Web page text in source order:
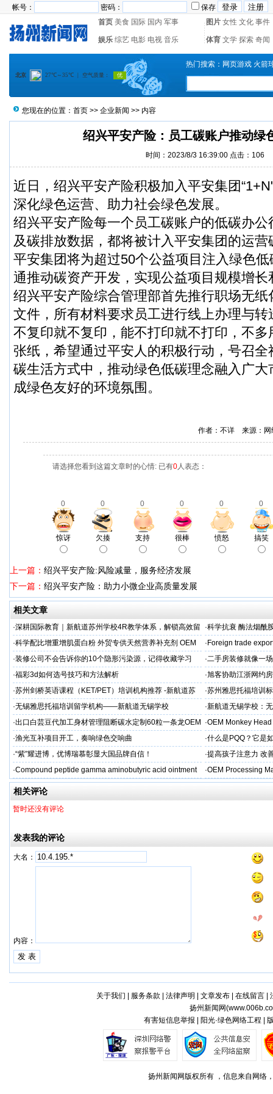
帐号： 密码：
保存
首页 美食 国际 国内 军事 图片 女性 文化 事件
娱乐 综艺 电影 电视 音乐 体育 文学 探索 奇闻
热门搜索： 网页游戏 火箭
您现在的位置： 首页 >> 企业新闻 >> 内容
绍兴平安产险：员工碳账户推动绿
时间：2023/8/3 16:39:00 点击： 106
近日，绍兴平安产险积极加入平安集团
深化绿色运营、助力社会绿色发展。
绍兴平安产险每一个员工碳账户的低碳办
及碳排放数据，都将被计入平安集团的运
平安集团将为超过50个公益项目注入绿色
通推动碳资产开发，实现公益项目规模增
绍兴平安产险综合管理部首先推行职场无
文件，所有材料要求员工进行线上办理与
不复印就不复印，能不打印就不打印，不
张纸，希望通过平安人的积极行动，号召
碳生活方式中，推动绿色低碳理念融入广
成绿色友好的环境氛围。
作者：不详 来源：
请选择您看到这篇文章时的心情: 已有0人表态：
0 0 0 0 0 0
惊讶 欠揍 支持 很棒 愤怒 搞笑
上一篇： 绍兴平安产险:风险减量，服务经济发展
下一篇： 绍兴平安产险：助力小微企业高质量发展
相关文章
·深耕国际教育｜新航道苏州学校4R教学体系，解锁高效留
学备考之路
·科学抗衰 酶法烟酰
M/ODM定制
·科学配比增重增肌蛋白粉 外贸专供天然营养补充剂 OEM
源头定制
· Foreign trade
·装修公司不会告诉你的10个隐形污染源，记得收藏学习 ·二手房装修就像一
糟心！看完这篇再开
·福彩3d如何选号技巧和方法解析 ·旭客协助江浙网约
标杆
·苏州剑桥英语课程（KET/PET）培训机构推荐 -新航道苏
州学校
·苏州雅思托福培训
率领先
·无锡雅思托福培训留学机构——新航道无锡学校 ·新航道无锡学校：
·出口白芸豆代加工身材管理阻断碳水定制60粒一条龙OEM
贴牌
·OEM Monkey
aps
·渔光互补项目开工，奏响绿色交响曲 ·什么是PQQ？它是
·“紫”耀进博，优博瑞慕彰显大国品牌自信！ ·提高孩子注意力 改
·Compound peptide gamma aminobutyric acid ointment ·OEM Processing
相关评论
暂时还没有评论
发表我的评论
大名：
内容：
关于我们 服务条款 法律声明 文章发布| 在线留言|
扬州新闻网(
有害短信息举报 | 阳光·绿色网络工程 |
扬州新闻网版权所有 ，信息来自网络